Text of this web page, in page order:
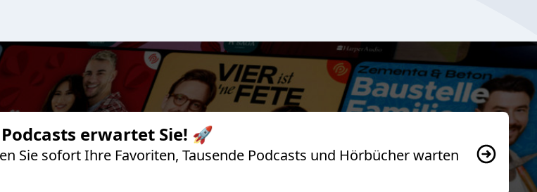
erwartet Sie! 🚀
Sie sofort Ihre Favoriten, Tausende Podcasts und Hörbücher warten